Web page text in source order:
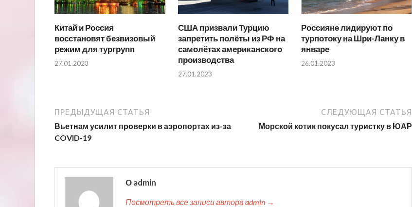
Китай и Россия
восстановят безвизовый
режим для тургрупп
27.01.2023
США призвали Турцию
запретить полёты из РФ на
самолётах американского
производства
27.01.2023
Россияне лидируют по
турпотоку на Шри-Ланку в
январе
26.01.2023
ПРЕДЫДУЩАЯ СТАТЬЯ
Вьетнам усилит проверки в аэропортах из-за
COVID-19
СЛЕДУЮЩАЯ СТАТЬЯ
Морской котик покусал туристку в ЮАР
О admin
Посмотреть все записи автора admin →